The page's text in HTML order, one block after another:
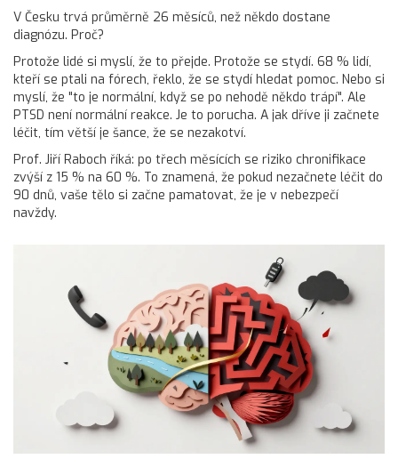
V Česku trvá průměrně 26 měsíců, než někdo dostane
diagnózu. Proč?
Protože lidé si myslí, že to přejde. Protože se stydí. 68 % lidí,
kteří se ptali na fórech, řeklo, že se stydí hledat pomoc. Nebo si
myslí, že "to je normální, když se po nehodě někdo trápí". Ale
PTSD není normální reakce. Je to porucha. A jak dříve ji začnete
léčit, tím větší je šance, že se nezakotví.
Prof. Jiří Raboch říká: po třech měsících se riziko chronifikace
zvýší z 15 % na 60 %. To znamená, že pokud nezačnete léčit do
90 dnů, vaše tělo si začne pamatovat, že je v nebezpečí
navždy.